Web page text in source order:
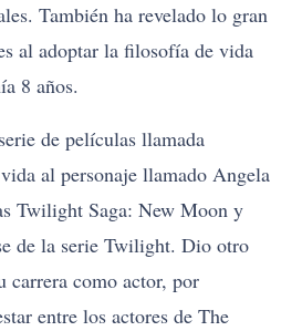
También ha revelado lo gran
al adoptar la filosofía de vida
8 años.
de películas llamada
al personaje llamado Angela
Twilight Saga: New Moon y
de la serie Twilight. Dio otro
carrera como actor, por
entre los actores de The